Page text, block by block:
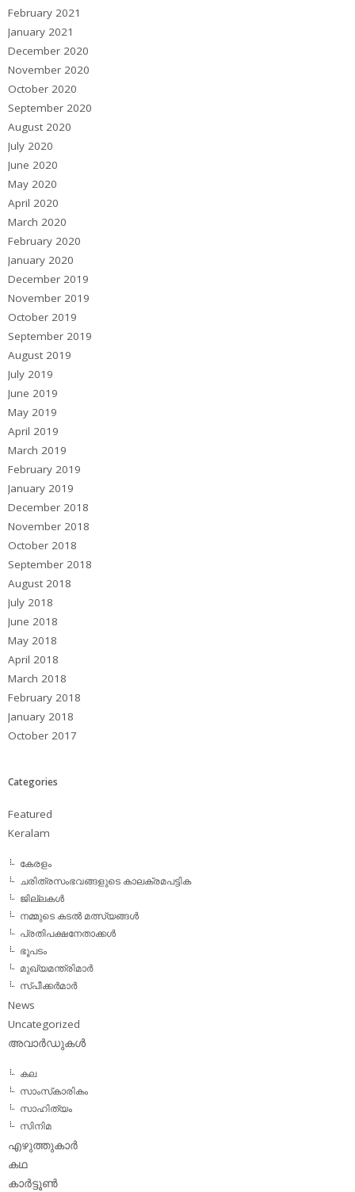
February 2021
January 2021
December 2020
November 2020
October 2020
September 2020
August 2020
July 2020
June 2020
May 2020
April 2020
March 2020
February 2020
January 2020
December 2019
November 2019
October 2019
September 2019
August 2019
July 2019
June 2019
May 2019
April 2019
March 2019
February 2019
January 2019
December 2018
November 2018
October 2018
September 2018
August 2018
July 2018
June 2018
May 2018
April 2018
March 2018
February 2018
January 2018
October 2017
Categories
Featured
Keralam
കേരളം
ചരിത്രസംഭവങ്ങളുടെ കാലക്രമപട്ടിക
ജില്ലകള്‍
നമ്മുടെ കടല്‍ മത്സ്യങ്ങള്‍
പ്രതിപക്ഷനേതാക്കള്‍
ഭൂപടം
മുഖ്യമന്ത്രിമാര്‍
സ്പീക്കര്‍മാര്‍
News
Uncategorized
അവാര്‍ഡുകള്‍
കല
സാംസ്‌കാരികം
സാഹിത്യം
സിനിമ
എഴുത്തുകാര്‍
കഥ
കാര്‍ട്ടൂണ്‍